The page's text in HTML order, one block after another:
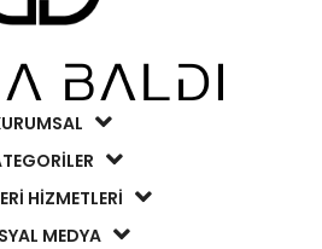
HİZMETLERİ
MEDYA